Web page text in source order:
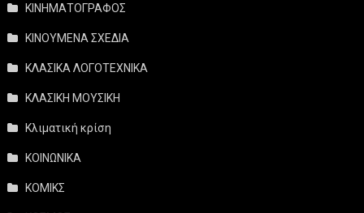
ΚΙΝΗΜΑΤΟΓΡΑΦΟΣ
ΚΙΝΟΥΜΕΝΑ ΣΧΕΔΙΑ
ΚΛΑΣΙΚΑ ΛΟΓΟΤΕΧΝΙΚΑ
ΚΛΑΣΙΚΗ ΜΟΥΣΙΚΗ
Κλιματική κρίση
ΚΟΙΝΩΝΙΚΑ
ΚΟΜΙΚΣ